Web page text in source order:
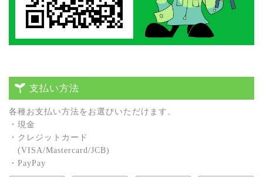
支払い方法
各種お⽀払い⽅法をお選びいただけます。
・現⾦
・クレジットカード
(VISA/Mastercard/JCB)
・PayPay